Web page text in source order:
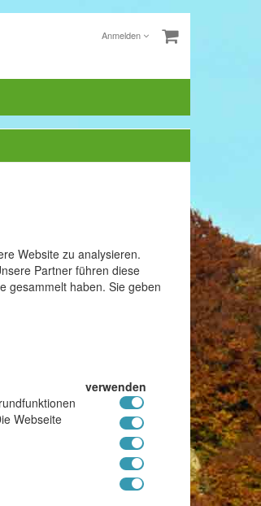
Anmelden
Website zu analysieren.
Partner führen diese
gesammelt haben. Sie geben
verwenden
Webseite